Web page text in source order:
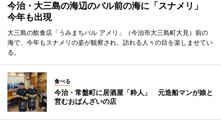
今治・大三島の海辺のバル前の海に「スナメリ」
今年も出現
大三島の飲食店「うみまちバル アメリ」（今治市大三島町大見）前の
海で、今年もスナメリの姿が観察され、訪れる人々の目を楽しませてい
る。
食べる
今治・常盤町に居酒屋「粋人」 元造船マンが娘と
営むおばんざいの店